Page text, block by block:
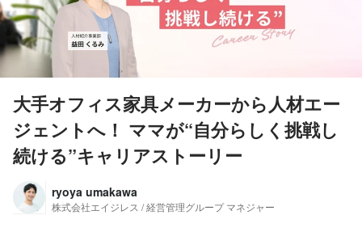
大手オフィス家具メーカーから人材エー
ジェントへ！ ママが“自分らしく挑戦し
続ける”キャリアストーリー
ryoya umakawa
株式会社エイジレス / 経営管理グループ マネジャー